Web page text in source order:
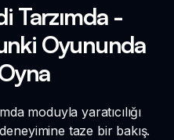
Tarzımda -
Oyununda
moduyla yaratıcılığı
taze bir bakış.